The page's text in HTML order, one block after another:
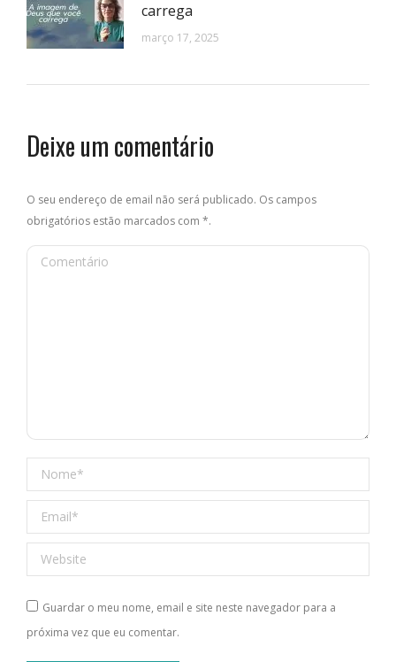
carrega
março 17, 2025
Deixe um comentário
O seu endereço de email não será publicado. Os campos
obrigatórios estão marcados com *.
Comentário
Nome *
Email *
Website
Guardar o meu nome, email e site neste navegador para a
próxima vez que eu comentar.